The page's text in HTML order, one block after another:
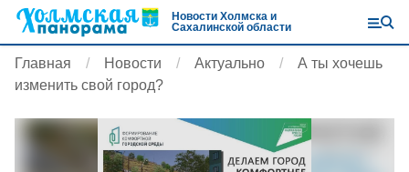
Новости Холмска и
Сахалинской области
Главная Новости Актуально
А ты хочешь
изменить свой город?